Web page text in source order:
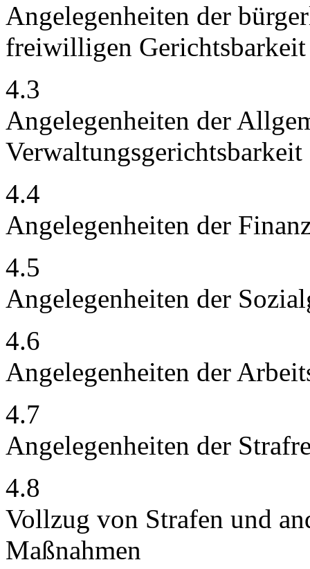
Angelegenheiten der
freiwilligen Gerichtsbarkeit
4.3
Angelegenheiten der
Verwaltungsgerichtsbarkeit
4.4
Angelegenheiten der
4.5
Angelegenheiten der
4.6
Angelegenheiten der
4.7
Angelegenheiten der
4.8
Vollzug von Strafen und
Maßnahmen